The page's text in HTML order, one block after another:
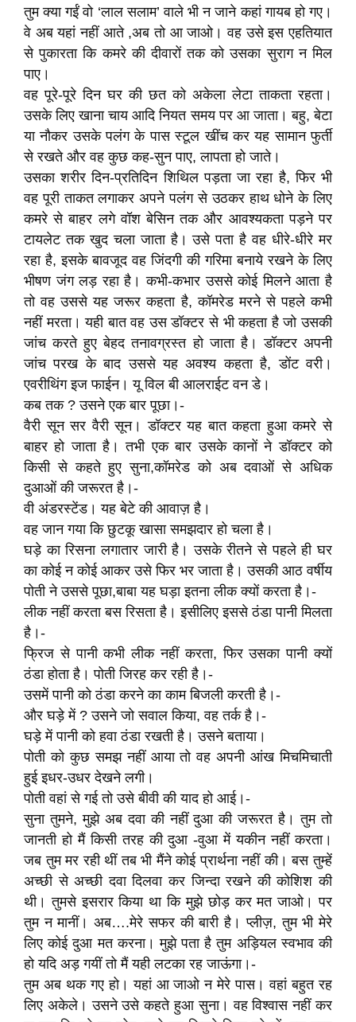
तुम क्या गईं वो ‘लाल सलाम’ वाले भी न जाने कहां गायब हो गए।
वे अब यहां नहीं आते ,अब तो आ जाओ। वह उसे इस एहतियात
से पुकारता कि कमरे की दीवारों तक को उसका सुराग न मिल
पाए।
वह पूरे-पूरे दिन घर की छत को अकेला लेटा ताकता रहता।
उसके लिए खाना चाय आदि नियत समय पर आ जाता। बहु, बेटा
या नौकर उसके पलंग के पास स्टूल खींच कर यह सामान फुर्ती
से रखते और वह कुछ कह-सुन पाए, लापता हो जाते।
उसका शरीर दिन-प्रतिदिन शिथिल पड़ता जा रहा है, फिर भी
वह पूरी ताकत लगाकर अपने पलंग से उठकर हाथ धोने के लिए
कमरे से बाहर लगे वॉश बेसिन तक और आवश्यकता पड़ने पर
टायलेट तक खुद चला जाता है। उसे पता है वह धीरे-धीरे मर
रहा है, इसके बावजूद वह जिंदगी की गरिमा बनाये रखने के लिए
भीषण जंग लड़ रहा है। कभी-कभार उससे कोई मिलने आता है
तो वह उससे यह जरूर कहता है, कॉमरेड मरने से पहले कभी
नहीं मरता। यही बात वह उस डॉक्टर से भी कहता है जो उसकी
जांच करते हुए बेहद तनावग्रस्त हो जाता है। डॉक्टर अपनी
जांच परख के बाद उससे यह अवश्य कहता है, डोंट वरी।
एवरीथिंग इज फाईन। यू विल बी आलराईट वन डे।
कब तक ? उसने एक बार पूछा।-
वैरी सून सर वैरी सून। डॉक्टर यह बात कहता हुआ कमरे से
बाहर हो जाता है। तभी एक बार उसके कानों ने डॉक्टर को
किसी से कहते हुए सुना,कॉमरेड को अब दवाओं से अधिक
दुआओं की जरूरत है।-
वी अंडरस्टेंड। यह बेटे की आवाज़ है।
वह जान गया कि छुटकू खासा समझदार हो चला है।
घड़े का रिसना लगातार जारी है। उसके रीतने से पहले ही घर
का कोई न कोई आकर उसे फिर भर जाता है। उसकी आठ वर्षीय
पोती ने उससे पूछा,बाबा यह घड़ा इतना लीक क्यों करता है।-
लीक नहीं करता बस रिसता है। इसीलिए इससे ठंडा पानी मिलता
है।-
फ्रिज से पानी कभी लीक नहीं करता, फिर उसका पानी क्यों
ठंडा होता है। पोती जिरह कर रही है।-
उसमें पानी को ठंडा करने का काम बिजली करती है।-
और घड़े में ? उसने जो सवाल किया, वह तर्क है।-
घड़े में पानी को हवा ठंडा रखती है। उसने बताया।
पोती को कुछ समझ नहीं आया तो वह अपनी आंख मिचमिचाती
हुई इधर-उधर देखने लगी।
पोती वहां से गई तो उसे बीवी की याद हो आई।-
सुना तुमने, मुझे अब दवा की नहीं दुआ की जरूरत है। तुम तो
जानती हो मैं किसी तरह की दुआ -वुआ में यकीन नहीं करता।
जब तुम मर रही थीं तब भी मैंने कोई प्रार्थना नहीं की। बस तुम्हें
अच्छी से अच्छी दवा दिलवा कर जिन्दा रखने की कोशिश की
थी। तुमसे इसरार किया था कि मुझे छोड़ कर मत जाओ। पर
तुम न मानीं। अब….मेरे सफर की बारी है। प्लीज़, तुम भी मेरे
लिए कोई दुआ मत करना। मुझे पता है तुम अड़ियल स्वभाव की
हो यदि अड़ गयीं तो मैं यही लटका रह जाऊंगा।-
तुम अब थक गए हो। यहां आ जाओ न मेरे पास। वहां बहुत रह
लिए अकेले। उसने उसे कहते हुआ सुना। वह विश्वास नहीं कर